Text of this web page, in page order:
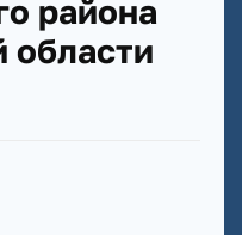
района
области